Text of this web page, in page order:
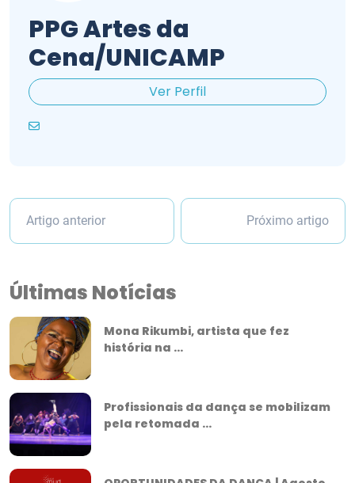
PPG Artes da
Cena/UNICAMP
Ver Perfil
Artigo anterior Próximo artigo
Últimas Notícias
Mona Rikumbi, artista que fez
história na ...
Profissionais da dança se mobilizam
pela retomada ...